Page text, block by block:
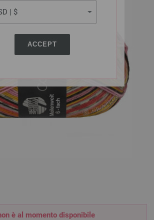
ACCEPT
è al momento disponibile